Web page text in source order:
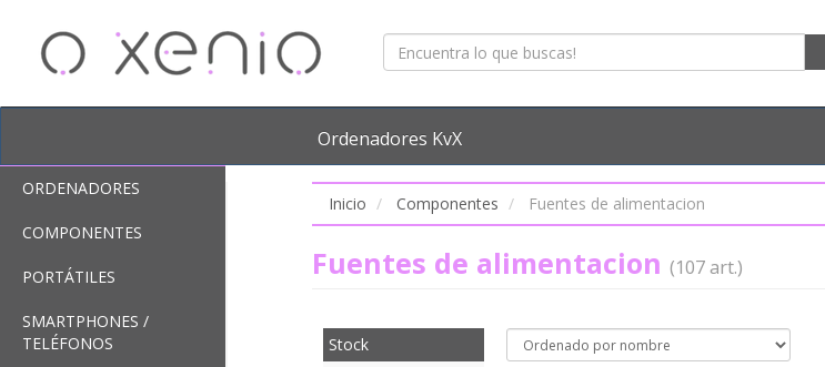
Ordenadores KvX
ORDENADORES
COMPONENTES
PORTÁTILES
SMARTPHONES /
TELÉFONOS
Inicio Componentes Fuentes de alimentacion
Fuentes de alimentacion (107 art.)
Stock